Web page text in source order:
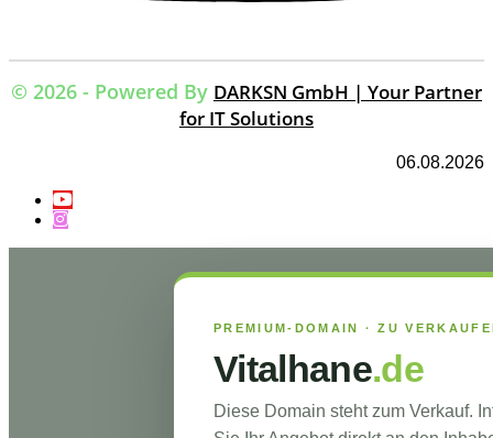
© 2026 - Powered By DARKSN GmbH | Your Partner
for IT Solutions
06.08.2026
PREMIUM-DOMAIN · ZU
Vitalhane.de
Diese Domain steht zum Verkauf.